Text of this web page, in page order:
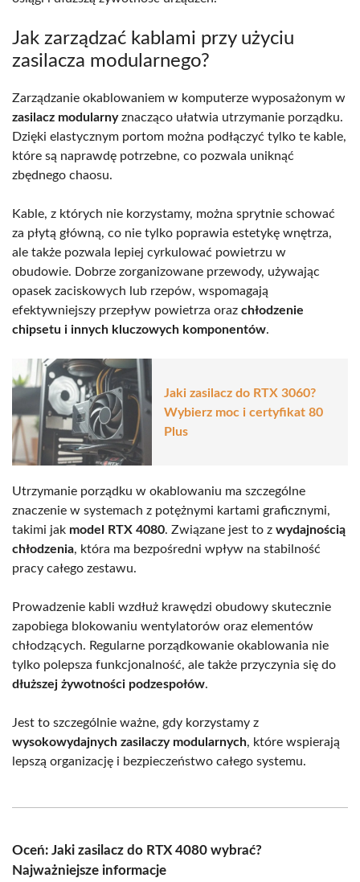
Jak zarządzać kablami przy użyciu
zasilacza modularnego?
Zarządzanie okablowaniem w komputerze wyposażonym w
zasilacz modularnyznacząco ułatwia utrzymanie porządku.
Dzięki elastycznym portom można podłączyć tylko te kable,
które są naprawdę potrzebne, co pozwala uniknąć
zbędnego chaosu.
Kable, z których nie korzystamy, można sprytnie schować
za płytą główną, co nie tylko poprawia estetykę wnętrza,
ale także pozwala lepiej cyrkulować powietrzu w
obudowie. Dobrze zorganizowane przewody, używając
opasek zaciskowych lub rzepów, wspomagają
efektywniejszy przepływ powietrza oraz chłodzenie
chipsetu i innych kluczowych komponentów.
Jaki zasilacz do RTX 3060?
Wybierz moc i certyfikat 80
Plus
Utrzymanie porządku w okablowaniu ma szczególne
znaczenie w systemach z potężnymi kartami graficznymi,
takimi jak model RTX 4080. Związane jest to z wydajnością
chłodzenia, która ma bezpośredni wpływ na stabilność
pracy całego zestawu.
Prowadzenie kabli wzdłuż krawędzi obudowy skutecznie
zapobiega blokowaniu wentylatorów oraz elementów
chłodzących. Regularne porządkowanie okablowania nie
tylko polepsza funkcjonalność, ale także przyczynia się do
dłuższej żywotności podzespołów.
Jest to szczególnie ważne, gdy korzystamy z
wysokowydajnych zasilaczy modularnych, które wspierają
lepszą organizację i bezpieczeństwo całego systemu.
Oceń: Jaki zasilacz do RTX 4080 wybrać?
Najważniejsze informacje